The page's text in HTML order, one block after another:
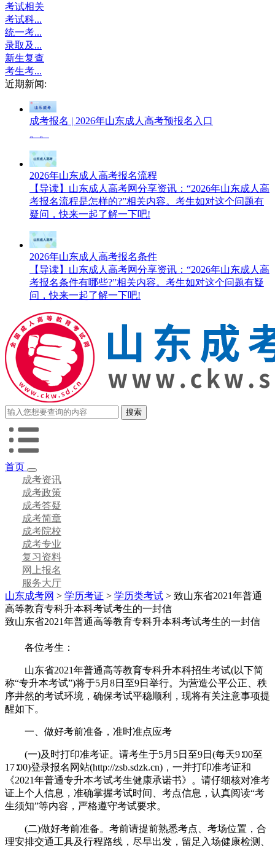
考试相关
考试科...
统一考...
录取及...
新生复查
考生考...
近期新闻:
成考报名 | 2026年山东成人高考预报名入口
。。
2026年山东成人高考报名流程
【导读】山东成人高考网分享资讯：“2026年山东成人高
考报名流程是怎样的?”相关内容。考生如对这个问题有
疑问，快来一起了解一下吧!
2026年山东成人高考报名条件
【导读】山东成人高考网分享资讯：“2026年山东成人高
考报名条件有哪些?”相关内容。考生如对这个问题有疑
问，快来一起了解一下吧!
首页
成考资讯
成考政策
成考答疑
成考简章
成考院校
成考专业
复习资料
网上报名
服务大厅
山东成考网 > 学历考证 > 学历类考试 > 致山东省2021年普通
高等教育专科升本科考试考生的一封信
致山东省2021年普通高等教育专科升本科考试考生的一封信
各位考生：
山东省2021年普通高等教育专科升本科招生考试(以下简
称“专升本考试”)将于5月8日至9日举行。为营造公平公正、秩
序井然的考试环境，确保考试平稳顺利，现将有关注意事项提
醒如下。
一、做好考前准备，准时准点应考
(一)及时打印准考证。请考生于5月5日至9日(每天9∶00至
17∶00)登录报名网站(http://zsb.sdzk.cn)，一并打印准考证和
《2021年普通专升本考试考生健康承诺书》。请仔细核对准考
证上个人信息，准确掌握考试时间、考点信息，认真阅读“考
生须知”等内容，严格遵守考试要求。
(二)做好考前准备。考前请提前熟悉考点、考场位置，合
理安排交通工具及行程路线，尽早出发，留足入场健康检测、